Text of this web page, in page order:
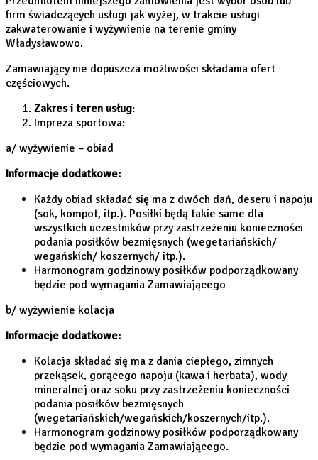
firm świadczących usługi jak wyżej, w trakcie usługi
zakwaterowanie i wyżywienie na terenie gminy
Władysławowo.
Zamawiający nie dopuszcza możliwości składania ofert
częściowych.
Zakres i teren usług:
Impreza sportowa:
a/ wyżywienie – obiad
Informacje dodatkowe:
Każdy obiad składać się ma z dwóch dań, deseru i napoju
(sok, kompot, itp.). Posiłki będą takie same dla
wszystkich uczestników przy zastrzeżeniu konieczności
podania posiłków bezmięsnych (wegetariańskich/
wegańskich/ koszernych/ itp.).
Harmonogram godzinowy posiłków podporządkowany
będzie pod wymagania Zamawiającego
b/ wyżywienie kolacja
Informacje dodatkowe:
Kolacja składać się ma z dania ciepłego, zimnych
przekąsek, gorącego napoju (kawa i herbata), wody
mineralnej oraz soku przy zastrzeżeniu konieczności
podania posiłków bezmięsnych
(wegetariańskich/wegańskich/koszernych/itp.).
Harmonogram godzinowy posiłków podporządkowany
będzie pod wymagania Zamawiającego.